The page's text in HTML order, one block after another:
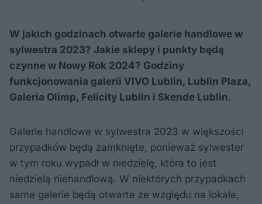
W jakich godzinach otwarte galerie handlowe w
sylwestra 2023? Jakie sklepy i punkty będą
czynne w Nowy Rok 2024? Godziny
funkcjonowania galerii VIVO Lublin, Lublin Plaza,
Galeria Olimp, Felicity Lublin i Skende Lublin.
Galerie handlowe w sylwestra 2023 w większości
przypadków będą zamknięte, ponieważ sylwester
w tym roku wypadł w niedzielę, która to jest
niedzielą niehandlową. W niektórych przypadkach
same galerie będą otwarte ze względu na lokale,